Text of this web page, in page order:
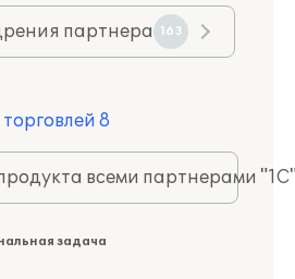
партнера 163
8
всеми партнерами
задача